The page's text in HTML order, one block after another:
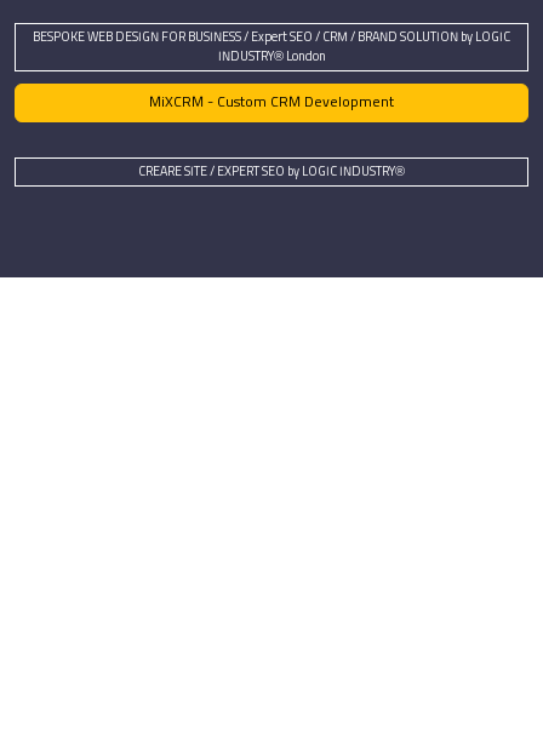
BESPOKE WEB DESIGN FOR BUSINESS / Expert SEO / CRM / BRAND SOLUTION by LOGIC
INDUSTRY® London
MiXCRM - Custom CRM Development
CREARE SITE / EXPERT SEO by LOGIC INDUSTRY®